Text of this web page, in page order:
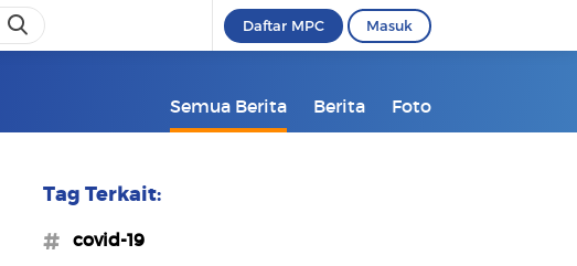
Daftar MPC Masuk
Semua Berita Berita Foto
Tag Terkait:
#covid-19